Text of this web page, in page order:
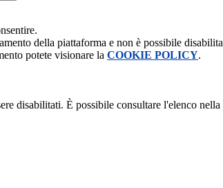
della piattaforma e non è possibile
potete visionare la COOKIE POLICY.
disabilitati. È possibile consultare l'elenco